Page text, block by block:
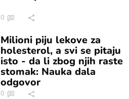
0
Milioni piju lekove za
holesterol, a svi se pitaju
isto - da li zbog njih raste
stomak: Nauka dala
odgovor
0